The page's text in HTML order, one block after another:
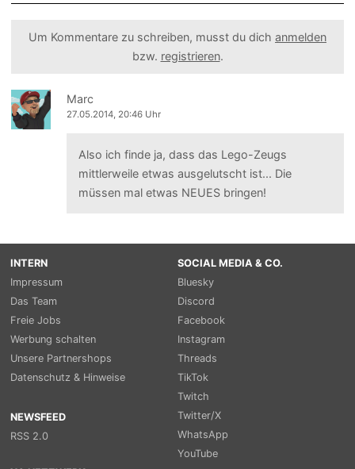
Um Kommentare zu schreiben, musst du dich anmelden
bzw. registrieren.
Marc
27.05.2014, 20:46 Uhr
Also ich finde ja, dass das Lego-Zeugs
mittlerweile etwas ausgelutscht ist... Die
müssen mal etwas NEUES bringen!
INTERN
Impressum
Das Team
Freie Jobs
Werbung schalten
Unsere Partnershops
Datenschutz & Hinweise
NEWSFEED
RSS 2.0
SOCIAL MEDIA & CO.
Bluesky
Discord
Facebook
Instagram
Threads
TikTok
Twitch
Twitter/X
WhatsApp
YouTube